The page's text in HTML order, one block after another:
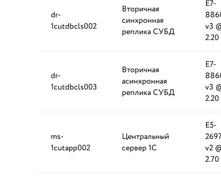
dr-
1cutdbcls002
Вторичная
синхронная
реплика СУБД
E7-
v3
2.20
dr-
1cutdbcls003
Вторичная
асинхронная
реплика СУБД
E7-
v3
2.20
ms-
1cutapp002
Центральный
сервер 1С
E5-
v2
2.70